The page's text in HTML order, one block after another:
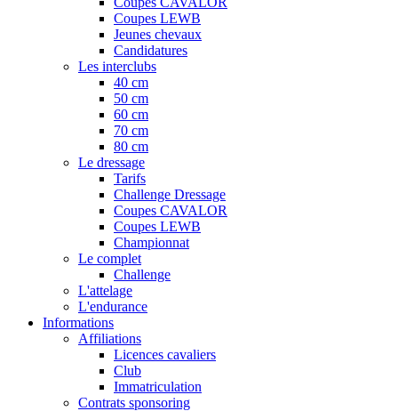
Coupes LEWB
Jeunes chevaux
Candidatures
Les interclubs
40 cm
50 cm
60 cm
70 cm
80 cm
Le dressage
Tarifs
Challenge Dressage
Coupes CAVALOR
Coupes LEWB
Championnat
Le complet
Challenge
L'attelage
L'endurance
Informations
Affiliations
Licences cavaliers
Club
Immatriculation
Contrats sponsoring